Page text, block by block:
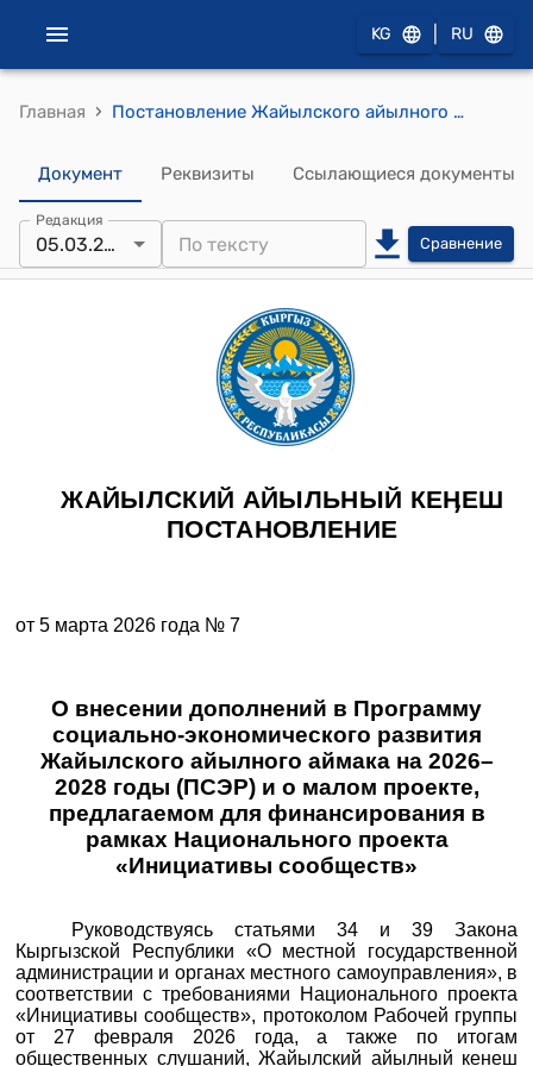
KG RU
Главная › Постановление Жайылского айылного кенеша от 5 марта 2026 года № 7 "О внесении дополнений в Программу социально-экономического развития Жайылского айылного аймака на 2026–2028 годы (ПСЭР) и о малом проекте, предлагаемом для финансирования в рамках Национального проекта «Инициативы сообществ»"
Документ Реквизиты Ссылающиеся документы
Редакция
05.03.2026 Сравнение